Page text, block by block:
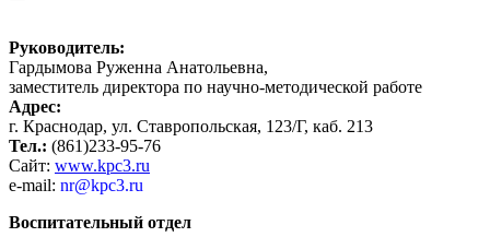
Руководитель:
Гардымова Руженна Анатольевна,
заместитель директора по научно-методической работе
Адрес:
г. Краснодар, ул. Ставропольская, 123/Г, каб. 213
Тел.: (861)233-95-76
Сайт: www.kpc3.ru
e-mail: nr@kpc3.ru
Воспитательный отдел